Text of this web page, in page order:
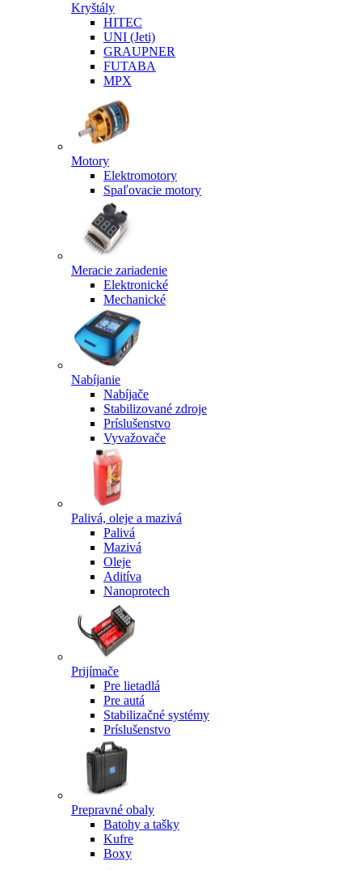
Kryštály
HITEC
UNI (Jeti)
GRAUPNER
FUTABA
MPX
Motory
Elektromotory
Spaľovacie motory
Meracie zariadenie
Elektronické
Mechanické
Nabíjanie
Nabíjače
Stabilizované zdroje
Príslušenstvo
Vyvažovače
Palivá, oleje a mazivá
Palivá
Mazivá
Oleje
Aditíva
Nanoprotech
Prijímače
Pre lietadlá
Pre autá
Stabilizačné systémy
Príslušenstvo
Prepravné obaly
Batohy a tašky
Kufre
Boxy